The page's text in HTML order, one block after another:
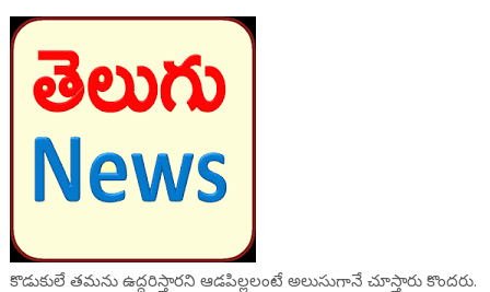
కొడుకులే తమను ఉద్దరిస్తారని ఆడపిల్లలంటే అలుసుగానే చూస్తారు కొందరు.